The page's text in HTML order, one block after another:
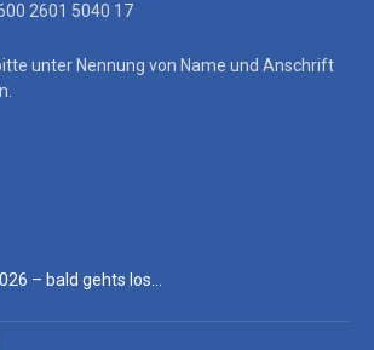
2601 5040 17
unter Nennung von Name und Anschrift
– bald gehts los…